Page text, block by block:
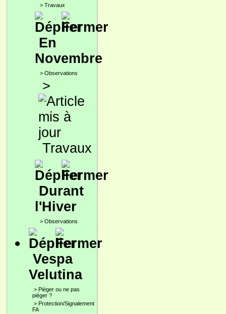
> Travaux
En
Novembre
> Observations
>
Travaux
Durant
l'Hiver
> Observations
Vespa
Velutina
> Pièger ou ne pas
piéger ?
> Protection/Signalement
FA